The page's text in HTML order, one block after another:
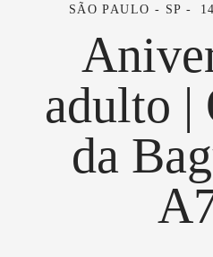
SÃO PAULO - SP
adulto |
da